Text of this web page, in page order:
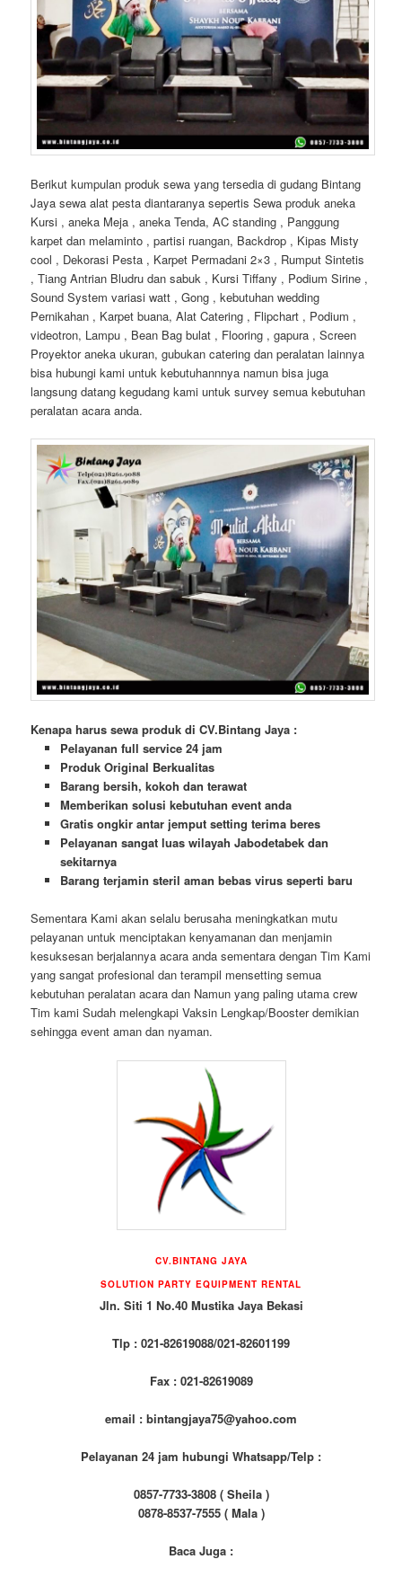
Berikut kumpulan produk sewa yang tersedia di gudang Bintang
Jaya sewa alat pesta diantaranya sepertis Sewa produk aneka
Kursi , aneka Meja , aneka Tenda, AC standing , Panggung
karpet dan melaminto , partisi ruangan, Backdrop , Kipas Misty
cool , Dekorasi Pesta , Karpet Permadani 2×3 , Rumput Sintetis
, Tiang Antrian Bludru dan sabuk , Kursi Tiffany , Podium Sirine ,
Sound System variasi watt , Gong , kebutuhan wedding
Pernikahan , Karpet buana, Alat Catering , Flipchart , Podium ,
videotron, Lampu , Bean Bag bulat , Flooring , gapura , Screen
Proyektor aneka ukuran, gubukan catering dan peralatan lainnya
bisa hubungi kami untuk kebutuhannnya namun bisa juga
langsung datang kegudang kami untuk survey semua kebutuhan
peralatan acara anda.
Kenapa harus sewa produk di CV.Bintang Jaya :
Pelayanan full service 24 jam
Produk Original Berkualitas
Barang bersih, kokoh dan terawat
Memberikan solusi kebutuhan event anda
Gratis ongkir antar jemput setting terima beres
Pelayanan sangat luas wilayah Jabodetabek dan
sekitarnya
Barang terjamin steril aman bebas virus seperti baru
Sementara Kami akan selalu berusaha meningkatkan mutu
pelayanan untuk menciptakan kenyamanan dan menjamin
kesuksesan berjalannya acara anda sementara dengan Tim Kami
yang sangat profesional dan terampil mensetting semua
kebutuhan peralatan acara dan Namun yang paling utama crew
Tim kami Sudah melengkapi Vaksin Lengkap/Booster demikian
sehingga event aman dan nyaman.
CV.BINTANG JAYA
SOLUTION PARTY EQUIPMENT RENTAL
Jln. Siti 1 No.40 Mustika Jaya Bekasi
Tlp : 021-82619088/021-82601199
Fax : 021-82619089
email : bintangjaya75@yahoo.com
Pelayanan 24 jam hubungi Whatsapp/Telp :
0857-7733-3808 ( Sheila )
0878-8537-7555 ( Mala )
Baca Juga :